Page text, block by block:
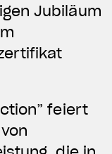
Jubiläum
feiert